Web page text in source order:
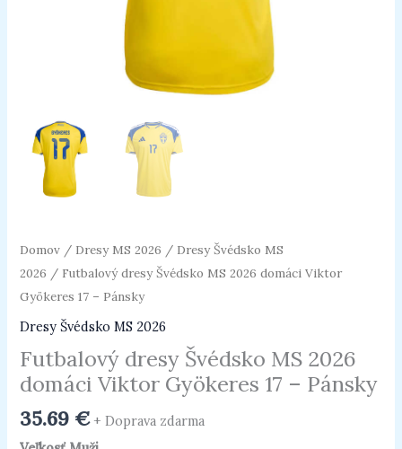
Domov / Dresy MS 2026 / Dresy Švédsko MS
2026 / Futbalový dresy Švédsko MS 2026 domáci Viktor
Gyökeres 17 – Pánsky
Dresy Švédsko MS 2026
Futbalový dresy Švédsko MS 2026
domáci Viktor Gyökeres 17 – Pánsky
35.69 € + Doprava zdarma